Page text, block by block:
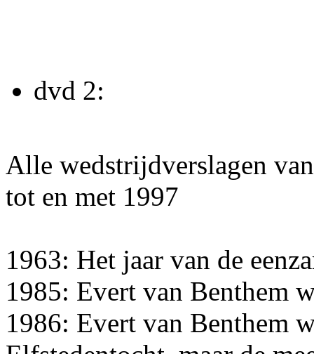
dvd 2:
Alle wedstrijdverslagen
tot en met 1997
1963: Het jaar van de
1985: Evert van Benthem
1986: Evert van Benthem